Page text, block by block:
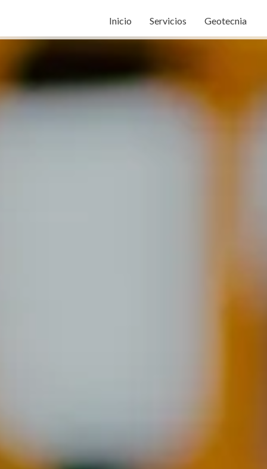
Inicio Servicios Geotecnia